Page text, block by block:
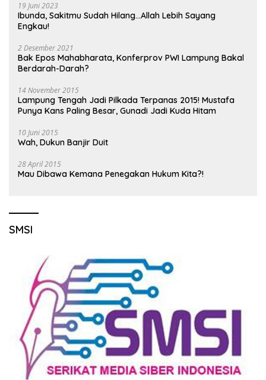
19 Juni 2023
Ibunda, Sakitmu Sudah Hilang…Allah Lebih Sayang
Engkau!
2 Desember 2021
Bak Epos Mahabharata, Konferprov PWI Lampung Bakal
Berdarah-Darah?
14 November 2015
Lampung Tengah Jadi Pilkada Terpanas 2015! Mustafa
Punya Kans Paling Besar, Gunadi Jadi Kuda Hitam
10 Juni 2015
Wah, Dukun Banjir Duit
28 April 2015
Mau Dibawa Kemana Penegakan Hukum Kita?!
SMSI